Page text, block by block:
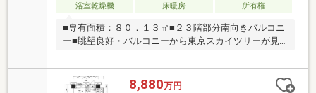
浴室乾燥機 床暖房 所有権
■専有面積：８０．１３㎡■２３階部分南向きバルコニ
ー■眺望良好・バルコニーから東京スカイツリーが見
インクローゼット付き■室内大変綺麗にお使いです！
8,880万円